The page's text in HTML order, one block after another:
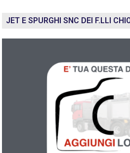
JET E SPURGHI SNC DEI F.LLI